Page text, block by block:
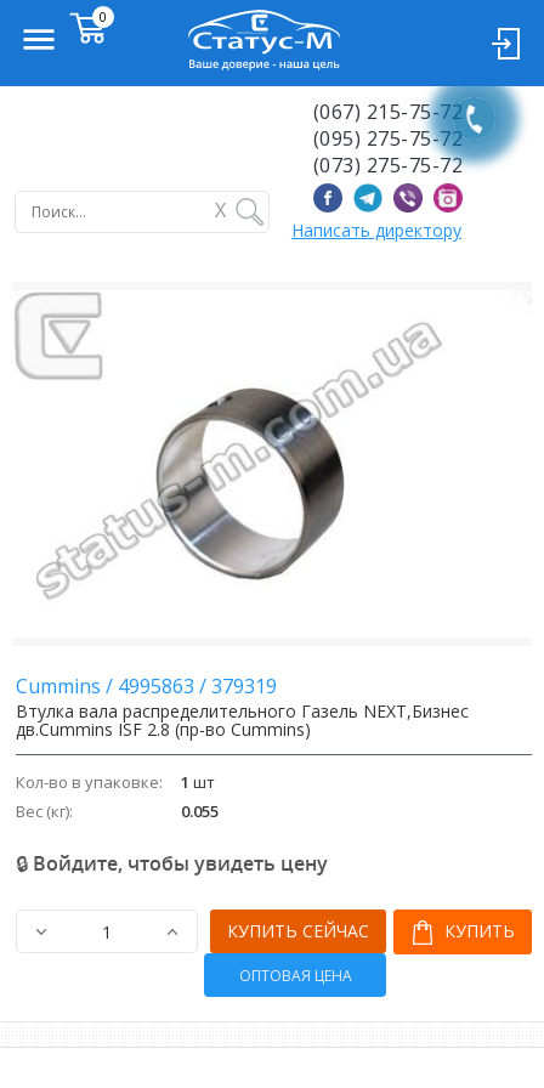
X
(067) 215-75-72
(095) 275-75-72
(073) 275-75-72
Написать директору
Cummins / 4995863 /379319
Втулка вала распределительного Газель NEXT,Бизнес
дв.Cummins ISF 2.8 (пр-во Cummins)
Кол-во в упаковке: 1 шт
Вес (кг):
0.055
🔒 Войдите, чтобы увидеть цену
КУПИТЬ
КУПИТЬ СЕЙЧАС
ОПТОВАЯ ЦЕНА